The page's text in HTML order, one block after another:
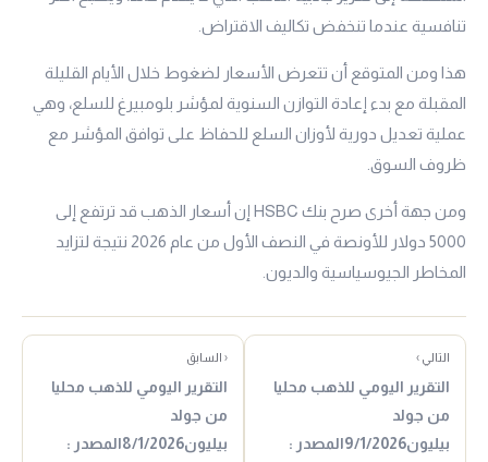
تنافسية عندما تنخفض تكاليف الاقتراض.
هذا ومن المتوقع أن تتعرض الأسعار لضغوط خلال الأيام القليلة
المقبلة مع بدء إعادة التوازن السنوية لمؤشر بلومبيرغ للسلع، وهي
عملية تعديل دورية لأوزان السلع للحفاظ على توافق المؤشر مع
ظروف السوق.
ومن جهة أخرى صرح بنك HSBC إن أسعار الذهب قد ترتفع إلى
5000 دولار للأونصة في النصف الأول من عام 2026 نتيجة لتزايد
المخاطر الجيوسياسية والديون.
التالي ›
التقرير اليومي للذهب محليا
من جولد
بيليون9/1/2026المصدر :
‹ السابق
التقرير اليومي للذهب محليا
من جولد
بيليون8/1/2026المصدر :